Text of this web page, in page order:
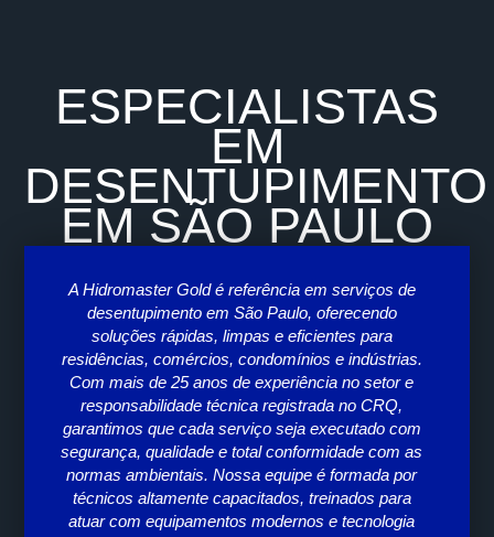
ESPECIALISTAS
EM
DESENTUPIMENTO
EM SÃO PAULO
A Hidromaster Gold é referência em serviços de
desentupimento em São Paulo, oferecendo
soluções rápidas, limpas e eficientes para
residências, comércios, condomínios e indústrias.
Com mais de 25 anos de experiência no setor e
responsabilidade técnica registrada no CRQ,
garantimos que cada serviço seja executado com
segurança, qualidade e total conformidade com as
normas ambientais. Nossa equipe é formada por
técnicos altamente capacitados, treinados para
atuar com equipamentos modernos e tecnologia